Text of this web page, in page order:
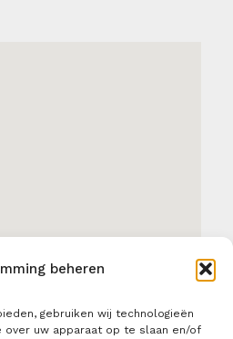
beheren
gebruiken wij technologieën
uw apparaat op te slaan en/of